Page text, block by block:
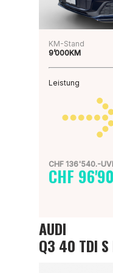
KM-Stand
9’000KM
Leistung
CHF 136'540.-
CHF
AUDI
Q3 40 TDI